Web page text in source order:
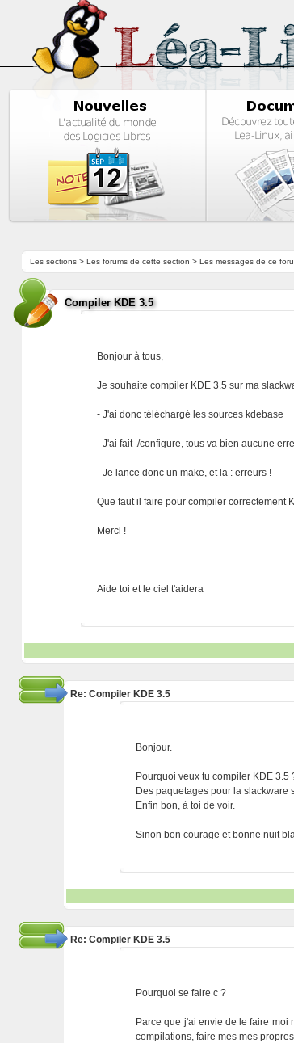
Les sections> Les forums de cette section > Les messages de ce
Compiler KDE 3.5
Bonjour à tous,
Je souhaite compiler KDE 3.5 sur ma
- J'ai donc téléchargé les sources kdebase
- J'ai fait ./configure, tous va bien aucune
- Je lance donc un make, et la : erreurs !
Que faut il faire pour compiler correctement
Merci !
Aide toi et le ciel t'aidera
Re: Compiler KDE 3.5
Bonjour.
Pourquoi veux tu compiler KDE 3.5
Des paquetages pour la slackware
Enfin bon, à toi de voir.
Sinon bon courage et bonne nuit
Re: Compiler KDE 3.5
Pourquoi se faire c ?
Parce que j'ai envie de le faire moi
compilations, faire mes mes